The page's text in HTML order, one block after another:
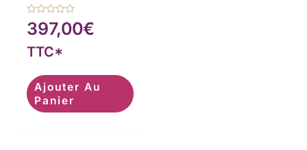
Note
0
5
397,00€
TTC*
Ajouter Au
Panier